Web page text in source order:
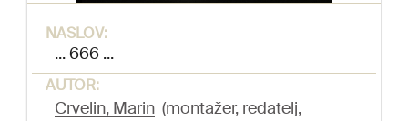
NASLOV:
... 666 ...
AUTOR:
Crvelin, Marin (montažer, redatelj,